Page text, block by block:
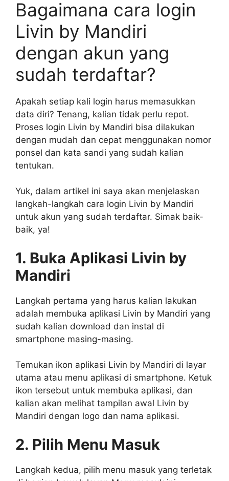
Bagaimana cara login
Livin by Mandiri
dengan akun yang
sudah terdaftar?
Apakah setiap kali login harus memasukkan
data diri? Tenang, kalian tidak perlu repot.
Proses login Livin by Mandiri bisa dilakukan
dengan mudah dan cepat menggunakan nomor
ponsel dan kata sandi yang sudah kalian
tentukan.
Yuk, dalam artikel ini saya akan menjelaskan
langkah-langkah cara login Livin by Mandiri
untuk akun yang sudah terdaftar. Simak baik-
baik, ya!
1. Buka Aplikasi Livin by
Mandiri
Langkah pertama yang harus kalian lakukan
adalah membuka aplikasi Livin by Mandiri yang
sudah kalian download dan instal di
smartphone masing-masing.
Temukan ikon aplikasi Livin by Mandiri di layar
utama atau menu aplikasi di smartphone. Ketuk
ikon tersebut untuk membuka aplikasi, dan
kalian akan melihat tampilan awal Livin by
Mandiri dengan logo dan nama aplikasi.
2. Pilih Menu Masuk
Langkah kedua, pilih menu masuk yang terletak